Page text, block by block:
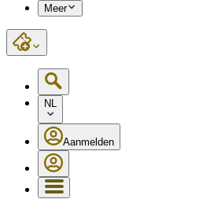
Meer
NL
Aanmelden